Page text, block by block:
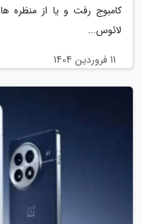
کامبوج رفت و یا از منظره
لائوس...
11 فروردین 1404